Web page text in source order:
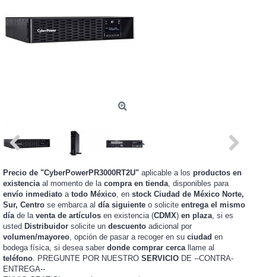
Precio de "CyberPowerPR3000RT2U" aplicable a los productos en
existencia al momento de la compra en tienda , disponibles para
envío inmediato a todo México , en stock Ciudad de México Norte,
Sur, Centro se embarca al día siguiente o solicite entrega el mismo
día de la venta de artículos en existencia (CDMX) en plaza , si es
usted Distribuidor solicite un descuento adicional por
volumen/mayoreo , opción de pasar a recoger en su ciudad en
bodega física, si desea saber donde comprar cerca llame al
teléfono . PREGUNTE POR NUESTRO SERVICIO DE --CONTRA-
ENTREGA--